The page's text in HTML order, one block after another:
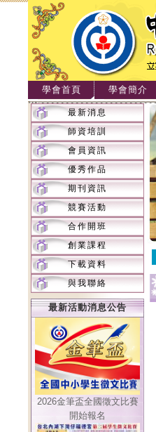
學會首頁 學會簡介
最新消息
師資培訓
會員資訊
優秀作品
期刊資訊
競賽活動
合作開班
創業課程
下載資料
與我聯絡
最新活動消息公告
2026金筆盃全國徵文比賽
開始報名